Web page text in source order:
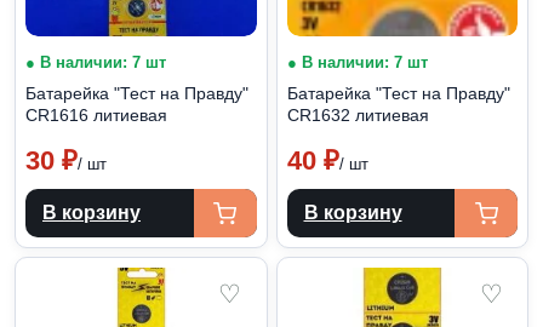
● В наличии: 7 шт
Батарейка "Тест на Правду"
CR1616 литиевая
30 ₽/ шт
В корзину
● В наличии: 7 шт
Батарейка "Тест на Правду"
CR1632 литиевая
40 ₽/ шт
В корзину
♡ ♡